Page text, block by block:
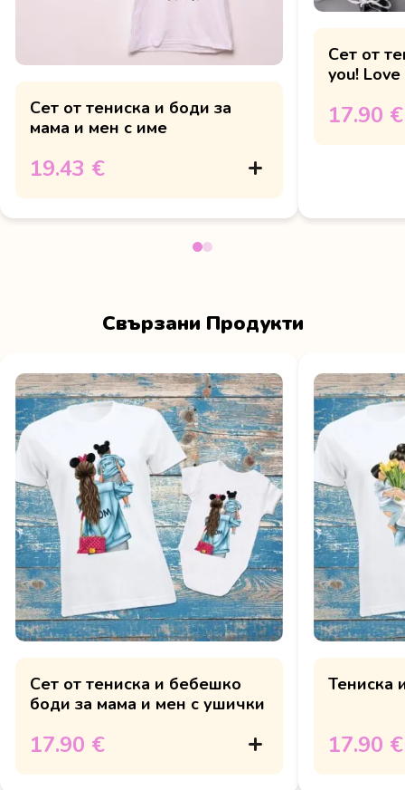
Сет от тениска и боди за
мама и мен с име
19.43 €
Сет от тениска и боди "Love
you!
17.90 €
Свързани Продукти
Сет от тениска и бебешко
боди за мама и мен с ушички
17.90 €
Тениска
17.90 €